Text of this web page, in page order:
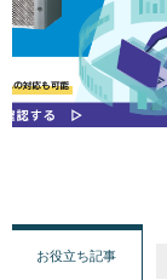
お役立ち記事